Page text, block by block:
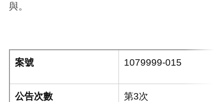
與。
案號 1079999-015
公告次數 第3次